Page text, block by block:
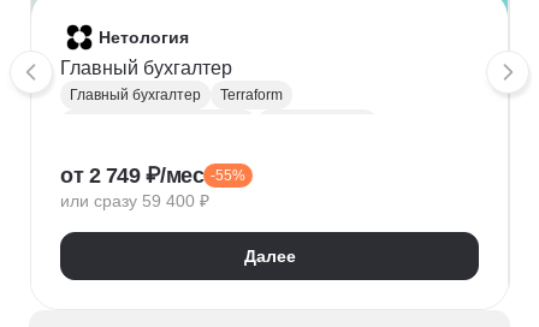
Нетология
Главный бухгалтер
Главный бухгалтер
Terraform
Финансовое планирование
Финансовая отчетность
от 2 749 ₽/мес -55%
или сразу 59 400 ₽
Далее